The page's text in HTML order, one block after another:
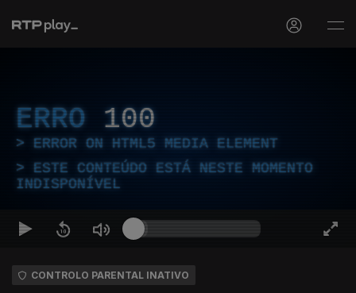
ERRO 100
ERROR ON HTML5 MEDIA ELEMENT
ESTE CONTEÚDO ESTÁ NESTE MOMENTO
INDISPONÍVEL
CONTROLO PARENTAL INATIVO